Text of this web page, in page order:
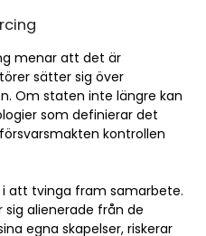
menar att det är
sätter sig över
Om staten inte längre kan
som definierar det
kontrollen
att tvinga fram samarbete.
alienerade från de
egna skapelser, riskerar